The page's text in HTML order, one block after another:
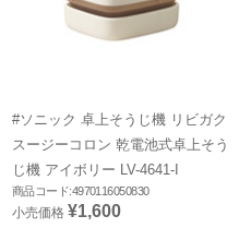
#ソニック 卓上そうじ機 リビガク
スージーコロン 乾電池式卓上そう
じ機 アイボリー LV-4641-I
商品コード:4970116050830
小売価格 ¥1,600